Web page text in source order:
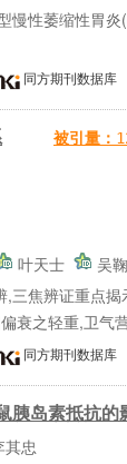
慢性萎缩性胃
同方期刊数据库
被引量：
叶天士
吴
三焦辨证重点
衰之轻重,卫气
同方期刊数据库
胰岛素抵抗的
其忠